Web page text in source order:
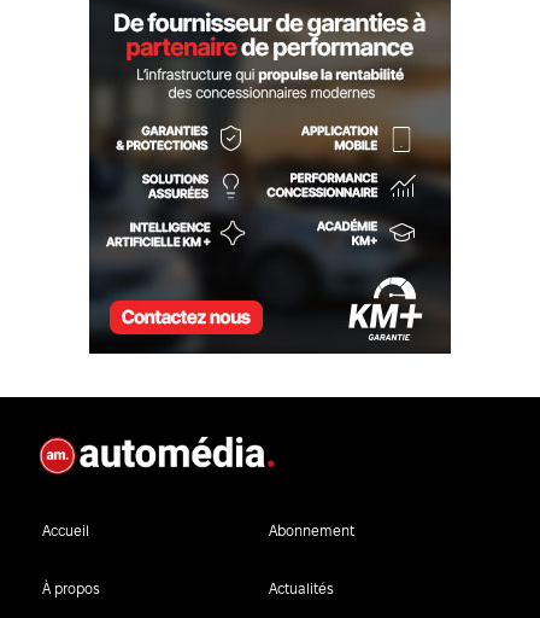
Accueil Abonnement
À propos Actualités